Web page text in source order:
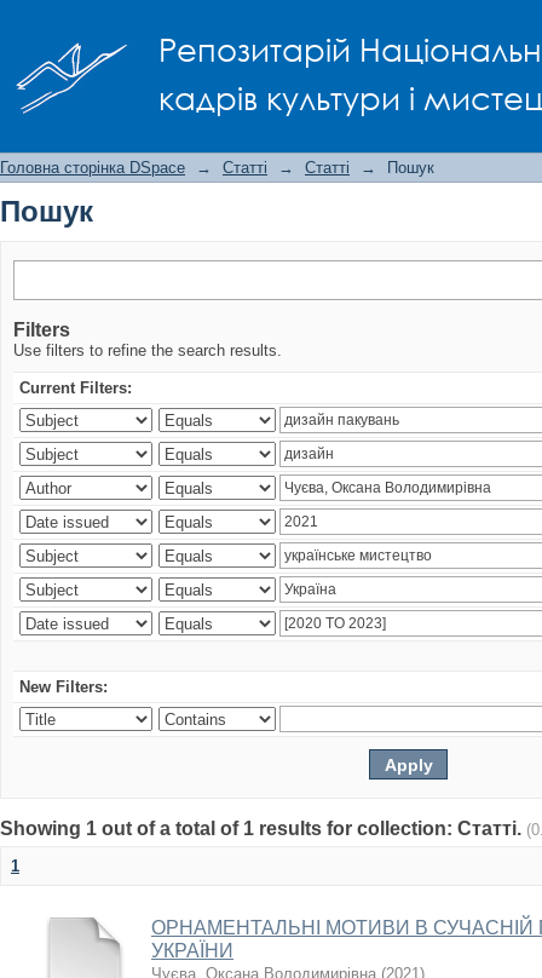
Репозитарій
кадрів культури і
Головна сторінка DSpace → Статті → Статті → Пошук
Пошук
Filters
Use filters to refine the search results.
Current Filters:
New Filters:
Showing 1 out of a total of 1 results for collection: Статті.
1
ОРНАМЕНТАЛЬНІ МОТИВИ В СУЧАСНІЙ
УКРАЇНИ
Чуєва, Оксана Володимирівна (2021)